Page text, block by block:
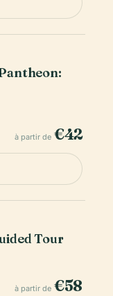
à partir de €42
Tour
à partir de €58